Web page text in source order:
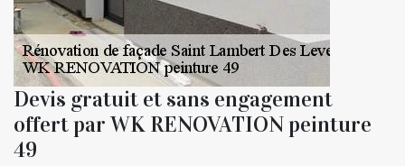
Devis gratuit et sans engagement
offert par WK RENOVATION peinture
49